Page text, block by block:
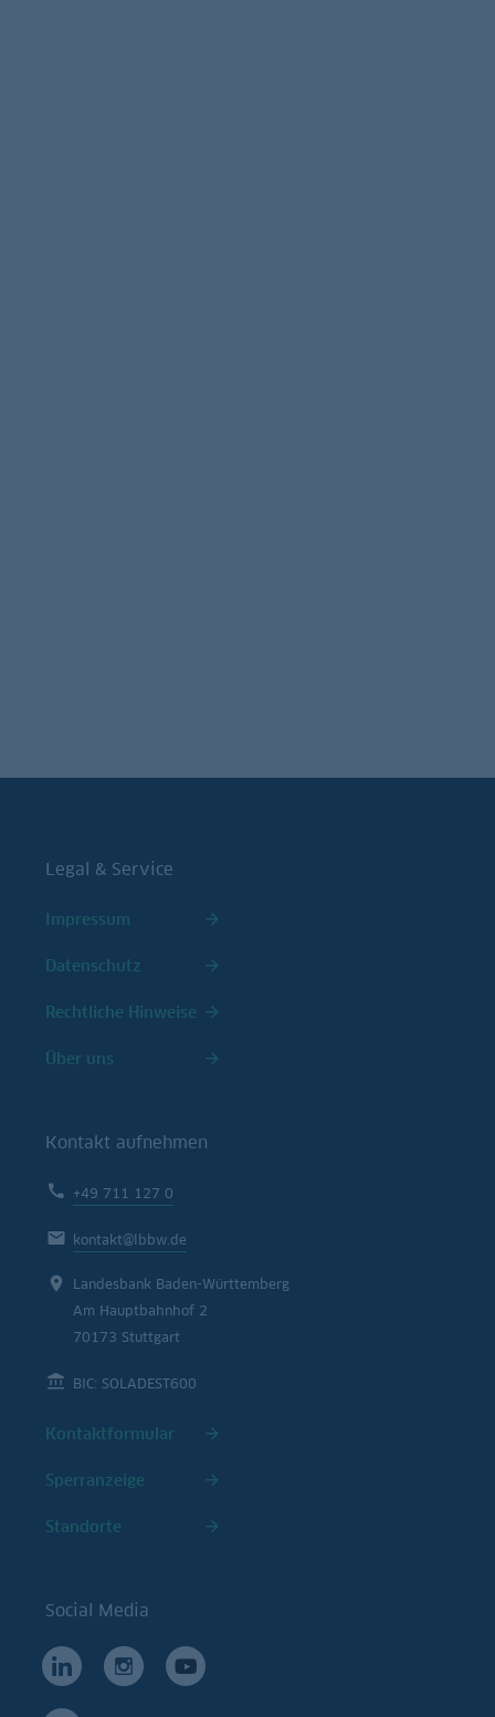
Legal & Service
Impressum
Datenschutz
Rechtliche Hinweise
Über uns
Kontakt aufnehmen
+49 711 127 0
kontakt@lbbw.de
Landesbank Baden-Württemberg
Am Hauptbahnhof 2
70173 Stuttgart
BIC: SOLADEST600
Kontaktformular
Sperranzeige
Standorte
Social Media